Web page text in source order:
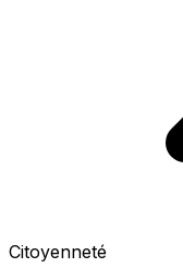
Citoyenneté